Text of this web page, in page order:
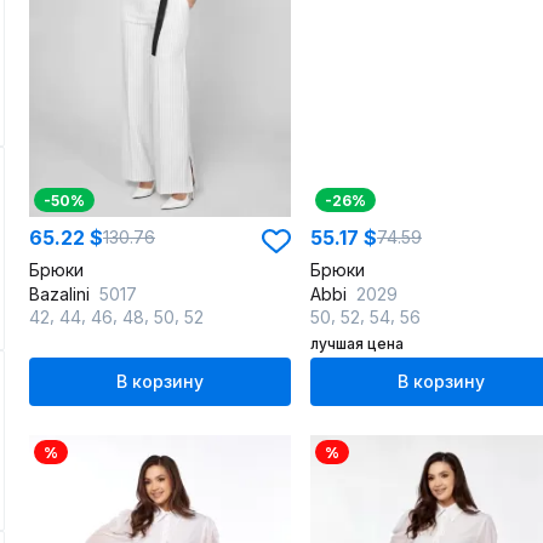
-50%
65.22 $130.76
Брюки
Bazalini 5017
42 44 46 48 50 52
В корзину
-26%
55.17 $74.59
Брюки
Abbi 2029
50 52 54 56
лучшая цена
В корзину
% %